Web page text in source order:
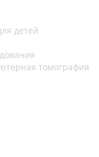
детей
томография